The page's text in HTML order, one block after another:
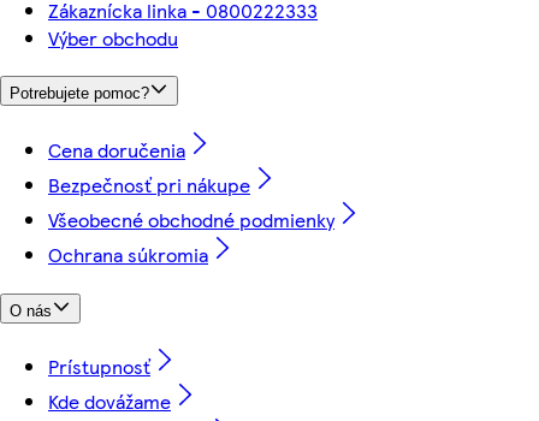
Zákaznícka linka - 0800222333
Výber obchodu
Potrebujete pomoc?
Cena doručenia
Bezpečnosť pri nákupe
Všeobecné obchodné podmienky
Ochrana súkromia
O nás
Prístupnosť
Kde dovážame